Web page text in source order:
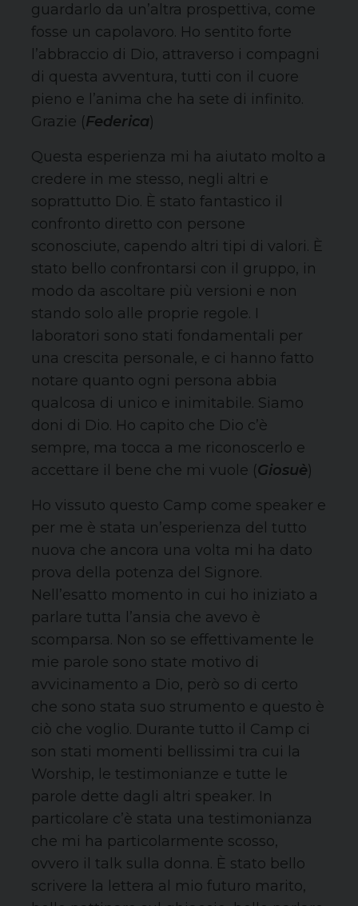
guardarlo da un’altra prospettiva, come
fosse un capolavoro. Ho sentito forte
l’abbraccio di Dio, attraverso i compagni
di questa avventura, tutti con il cuore
pieno e l’anima che ha sete di infinito.
Grazie (Federica)
Questa esperienza mi ha aiutato molto a
credere in me stesso, negli altri e
soprattutto Dio. È stato fantastico il
confronto diretto con persone
sconosciute, capendo altri tipi di valori. È
stato bello confrontarsi con il gruppo, in
modo da ascoltare più versioni e non
stando solo alle proprie regole. I
laboratori sono stati fondamentali per
una crescita personale, e ci hanno fatto
notare quanto ogni persona abbia
qualcosa di unico e inimitabile. Siamo
doni di Dio. Ho capito che Dio c’è
sempre, ma tocca a me riconoscerlo e
accettare il bene che mi vuole (Giosuè)
Ho vissuto questo Camp come speaker e
per me è stata un’esperienza del tutto
nuova che ancora una volta mi ha dato
prova della potenza del Signore.
Nell’esatto momento in cui ho iniziato a
parlare tutta l’ansia che avevo è
scomparsa. Non so se effettivamente le
mie parole sono state motivo di
avvicinamento a Dio, però so di certo
che sono stata suo strumento e questo è
ciò che voglio. Durante tutto il Camp ci
son stati momenti bellissimi tra cui la
Worship, le testimonianze e tutte le
parole dette dagli altri speaker. In
particolare c’è stata una testimonianza
che mi ha particolarmente scosso,
ovvero il talk sulla donna. È stato bello
scrivere la lettera al mio futuro marito,